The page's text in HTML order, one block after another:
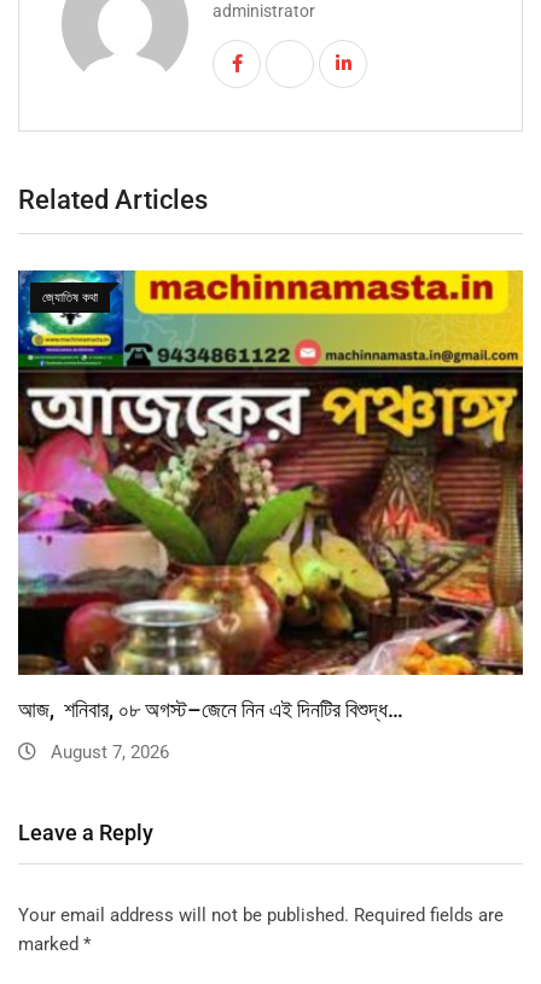
administrator
Related Articles
জ্যোতিষ কথা
আজ, শনিবার, ০৮ অগস্ট–জেনে নিন এই দিনটির বিশুদ্ধ…
August 7, 2026
Leave a Reply
Your email address will not be published. Required fields are
marked *